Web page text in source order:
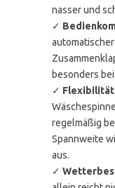
nasser und
✓
besonders
✓
regelmäßig
Spannweite
aus.
✓